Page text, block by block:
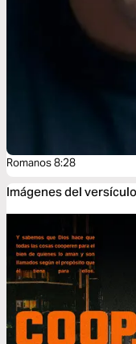
Romanos 8:28
Imágenes del